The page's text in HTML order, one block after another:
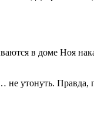
в доме Ноя
утонуть. Правда,